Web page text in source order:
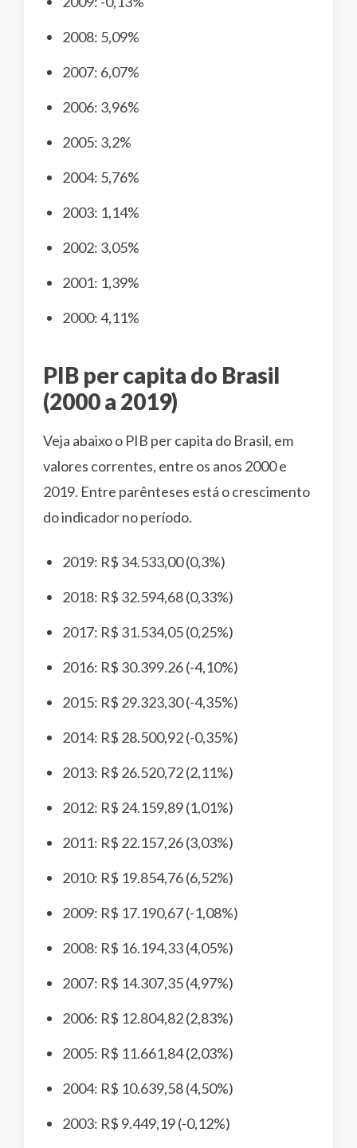
2008: 5,09%
2007: 6,07%
2006: 3,96%
2005: 3,2%
2004: 5,76%
2003: 1,14%
2002: 3,05%
2001: 1,39%
2000: 4,11%
PIB per capita do Brasil
(2000 a 2019)
Veja abaixo o PIB per capita do Brasil, em
valores correntes, entre os anos 2000 e
2019. Entre parênteses está o crescimento
do indicador no período.
2019: R$ 34.533,00 (0,3%)
2018: R$ 32.594,68 (0,33%)
2017: R$ 31.534,05 (0,25%)
2016: R$ 30.399.26 (-4,10%)
2015: R$ 29.323,30 (-4,35%)
2014: R$ 28.500,92 (-0,35%)
2013: R$ 26.520,72 (2,11%)
2012: R$ 24.159,89 (1,01%)
2011: R$ 22.157,26 (3,03%)
2010: R$ 19.854,76 (6,52%)
2009: R$ 17.190,67 (-1,08%)
2008: R$ 16.194,33 (4,05%)
2007: R$ 14.307,35 (4,97%)
2006: R$ 12.804,82 (2,83%)
2005: R$ 11.661,84 (2,03%)
2004: R$ 10.639,58 (4,50%)
2003: R$ 9.449,19 (-0,12%)